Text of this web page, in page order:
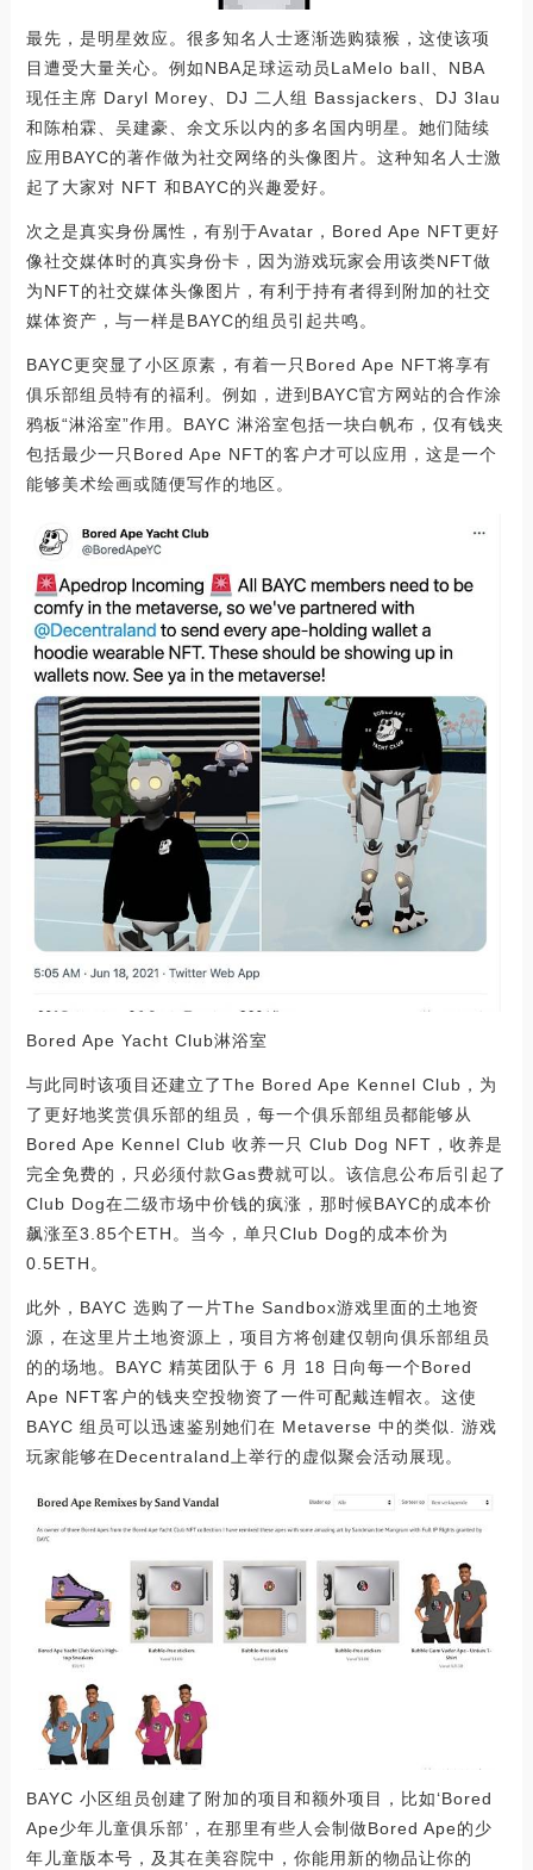
最先，是明星效应。很多知名人士逐渐选购猿猴，这使该项
目遭受大量关心。例如NBA足球运动员LaMelo ball、NBA
现任主席 Daryl Morey、DJ 二人组 Bassjackers、DJ 3lau
和陈柏霖、吴建豪、余文乐以内的多名国内明星。她们陆续
应用BAYC的著作做为社交网络的头像图片。这种知名人士激
起了大家对 NFT 和BAYC的兴趣爱好。
次之是真实身份属性，有别于Avatar，Bored Ape NFT更好
像社交媒体时的真实身份卡，因为游戏玩家会用该类NFT做
为NFT的社交媒体头像图片，有利于持有者得到附加的社交
媒体资产，与一样是BAYC的组员引起共鸣。
BAYC更突显了小区原素，有着一只Bored Ape NFT将享有
俱乐部组员特有的褔利。例如，进到BAYC官方网站的合作涂
鸦板“淋浴室”作用。BAYC 淋浴室包括一块白帆布，仅有钱夹
包括最少一只Bored Ape NFT的客户才可以应用，这是一个
能够美术绘画或随便写作的地区。
Bored Ape Yacht Club淋浴室
与此同时该项目还建立了The Bored Ape Kennel Club，为
了更好地奖赏俱乐部的组员，每一个俱乐部组员都能够从
Bored Ape Kennel Club 收养一只 Club Dog NFT，收养是
完全免费的，只必须付款Gas费就可以。该信息公布后引起了
Club Dog在二级市场中价钱的疯涨，那时候BAYC的成本价
飙涨至3.85个ETH。当今，单只Club Dog的成本价为
0.5ETH。
此外，BAYC 选购了一片The Sandbox游戏里面的土地资
源，在这里片土地资源上，项目方将创建仅朝向俱乐部组员
的的场地。BAYC 精英团队于 6 月 18 日向每一个Bored
Ape NFT客户的钱夹空投物资了一件可配戴连帽衣。这使
BAYC 组员可以迅速鉴别她们在 Metaverse 中的类似. 游戏
玩家能够在Decentraland上举行的虚似聚会活动展现。
BAYC 小区组员创建了附加的项目和额外项目，比如‘Bored
Ape少年儿童俱乐部’，在那里有些人会制做Bored Ape的少
年儿童版本号，及其在美容院中，你能用新的物品让你的